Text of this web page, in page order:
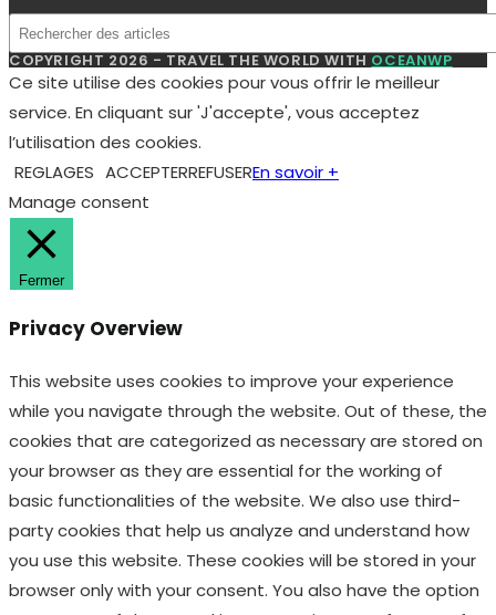
COPYRIGHT 2026 - TRAVEL THE WORLD WITH OCEANWP
Ce site utilise des cookies pour vous offrir le meilleur
service. En cliquant sur 'J'accepte', vous acceptez
l’utilisation des cookies.
REGLAGES ACCEPTERREFUSEREn savoir +
Manage consent
Fermer
Privacy Overview
This website uses cookies to improve your experience
while you navigate through the website. Out of these, the
cookies that are categorized as necessary are stored on
your browser as they are essential for the working of
basic functionalities of the website. We also use third-
party cookies that help us analyze and understand how
you use this website. These cookies will be stored in your
browser only with your consent. You also have the option